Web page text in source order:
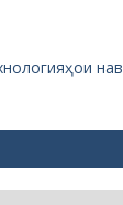
нав